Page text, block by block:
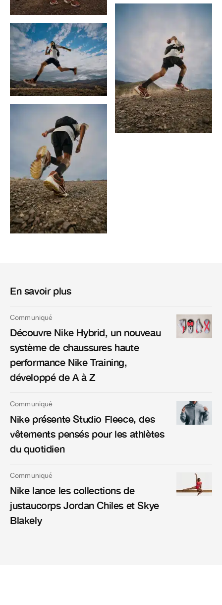
En savoir plus
Communiqué
Découvre Nike Hybrid, un nouveau
système de chaussures haute
performance Nike Training,
développé de A à Z
Communiqué
Nike présente Studio Fleece, des
vêtements pensés pour les athlètes
du quotidien
Communiqué
Nike lance les collections de
justaucorps Jordan Chiles et Skye
Blakely